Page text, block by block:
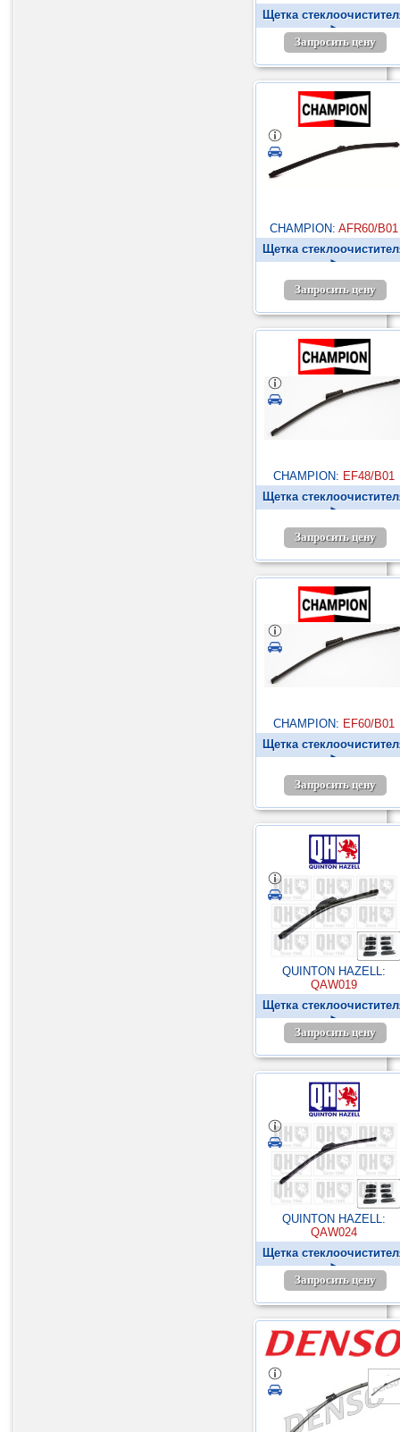
Щетка
►
Запросить цену
CHAMPION: AFR60/B01
Щетка
►
Запросить цену
CHAMPION: EF48/B01
Щетка
►
Запросить цену
CHAMPION: EF60/B01
Щетка
►
Запросить цену
QUINTON HAZELL:
QAW019
Щетка
►
Запросить цену
QUINTON HAZELL:
QAW024
Щетка
►
Запросить цену